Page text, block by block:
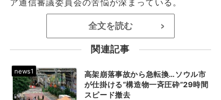
ア通信審議委員会の苦悩が深まっている。
全文を読む >
関連記事
高架崩落事故から急転換…ソウル市
が仕掛ける“構造物一斉圧砕”29時間
スピード撤去